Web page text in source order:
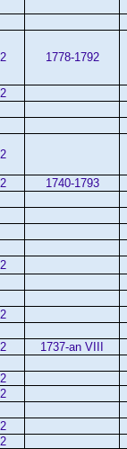
1778-1792
1740-1793
1737-an VIII